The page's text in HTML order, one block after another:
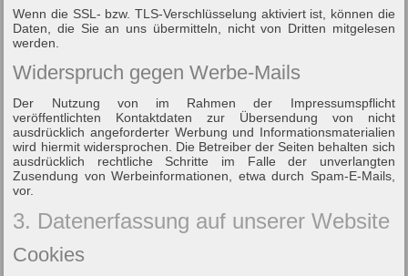
Wenn die SSL- bzw. TLS-Verschlüsselung aktiviert ist, können die
Daten, die Sie an uns übermitteln, nicht von Dritten mitgelesen
werden.
Widerspruch gegen Werbe-Mails
Der Nutzung von im Rahmen der Impressumspflicht
veröffentlichten Kontaktdaten zur Übersendung von nicht
ausdrücklich angeforderter Werbung und Informationsmaterialien
wird hiermit widersprochen. Die Betreiber der Seiten behalten sich
ausdrücklich rechtliche Schritte im Falle der unverlangten
Zusendung von Werbeinformationen, etwa durch Spam-E-Mails,
vor.
3. Datenerfassung auf unserer Website
Cookies